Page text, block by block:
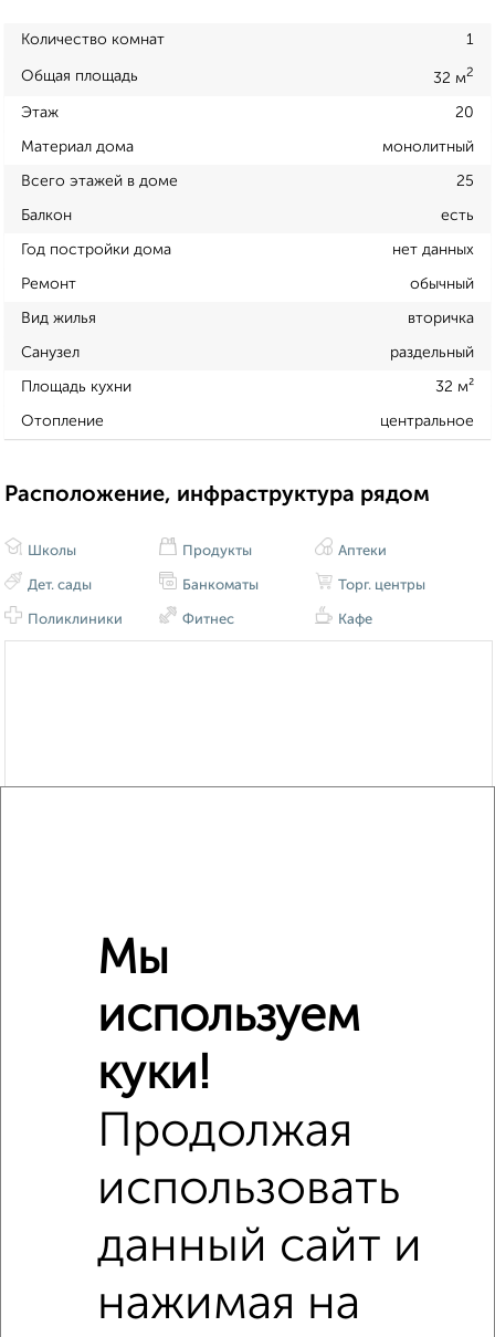
Количество комнат 1
Общая площадь 32 м2
Этаж 20
Материал дома монолитный
Всего этажей в доме 25
Балкон есть
Год постройки дома нет данных
Ремонт обычный
Вид жилья вторичка
Санузел раздельный
Площадь кухни 32 м²
Отопление центральное
Расположение, инфраструктура рядом
Школы
Дет. сады
Поликлиники
Продукты
Банкоматы
Фитнес
Аптеки
Торг. центры
Кафе
Сравнение средних цен
Студия квартиры с похожей площадью ±10%
5 450 000
Мы
используем
куки!
Продолжая
использовать
данный сайт и
нажимая на